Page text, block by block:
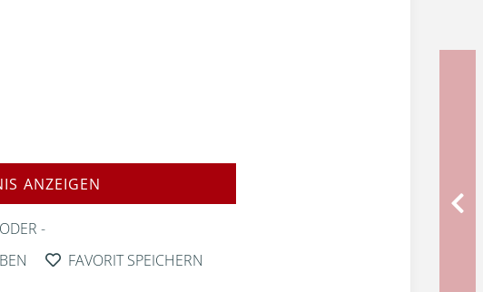
ANZEIGEN
ODER
FAVORIT SPEICHERN